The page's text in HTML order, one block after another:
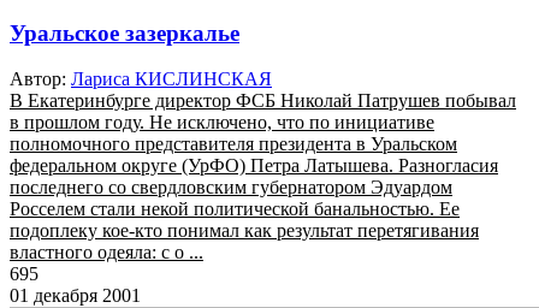
Уральское зазеркалье
Автор: Лариса КИСЛИНСКАЯ
В Екатеринбурге директор ФСБ Николай Патрушев побывал
в прошлом году. Не исключено, что по инициативе
полномочного представителя президента в Уральском
федеральном округе (УрФО) Петра Латышева. Разногласия
последнего со свердловским губернатором Эдуардом
Росселем стали некой политической банальностью. Ее
подоплеку кое-кто понимал как результат перетягивания
властного одеяла: с о ...
695
01 декабря 2001